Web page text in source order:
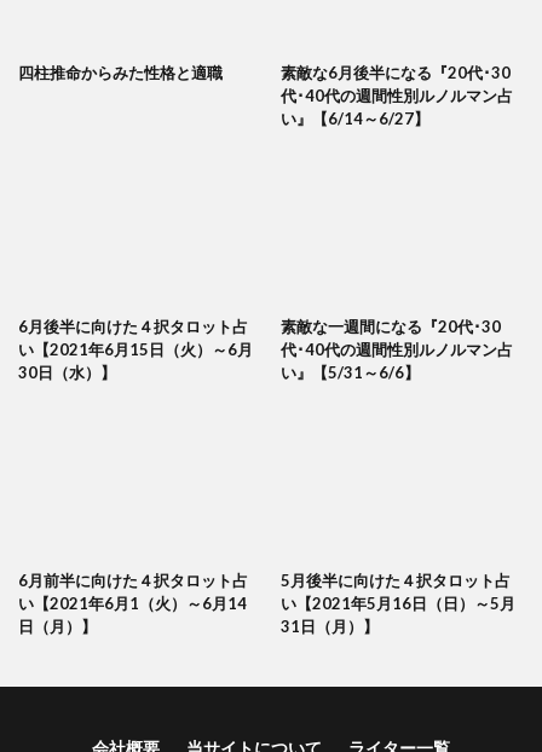
四柱推命からみた性格と適職
素敵な6月後半になる『20代･30
代･40代の週間性別ルノルマン占
い』【6/14～6/27】
6月後半に向けた４択タロット占
い【2021年6月15日（火）～6月
30日（水）】
素敵な一週間になる『20代･30
代･40代の週間性別ルノルマン占
い』【5/31～6/6】
6月前半に向けた４択タロット占
い【2021年6月1（火）～6月14
日（月）】
5月後半に向けた４択タロット占
い【2021年5月16日（日）～5月
31日（月）】